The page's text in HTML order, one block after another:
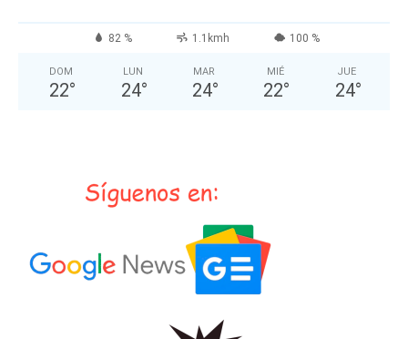
82 % 1.1kmh 100 %
DOM
22°
LUN
24°
MAR
24°
MIÉ
22°
JUE
24°